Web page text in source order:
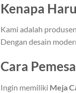
Kenapa
Kami adalah
Dengan desain
Cara
Ingin memiliki Meja